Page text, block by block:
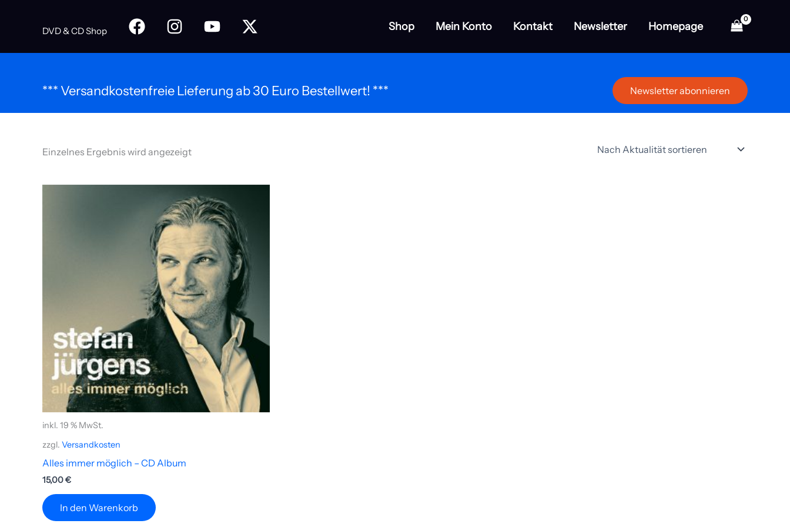
DVD & CD Shop Shop Mein Konto Kontakt Newsletter Homepage
*** Versandkostenfreie Lieferung ab 30 Euro Bestellwert! *** Newsletter abonnieren
Einzelnes Ergebnis wird angezeigt
inkl. 19 % MwSt.
zzgl. Versandkosten
Alles immer möglich – CD Album
15,00€
In den Warenkorb